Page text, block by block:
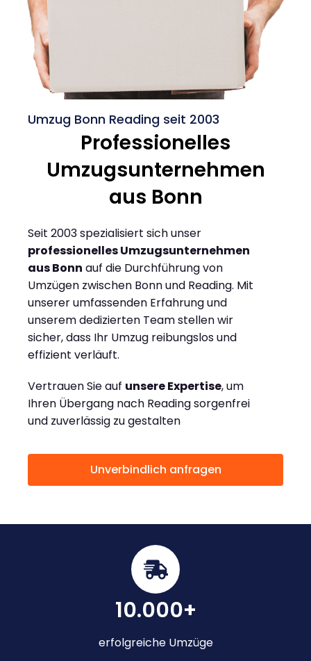
Umzug Bonn Reading seit 2003
Professionelles
Umzugsunternehmen
aus Bonn
Seit 2003 spezialisiert sich unser
professionelles Umzugsunternehmen
aus Bonn auf die Durchführung von
Umzügen zwischen Bonn und Reading. Mit
unserer umfassenden Erfahrung und
unserem dedizierten Team stellen wir
sicher, dass Ihr Umzug reibungslos und
effizient verläuft.
Vertrauen Sie auf unsere Expertise, um
Ihren Übergang nach Reading sorgenfrei
und zuverlässig zu gestalten
Unverbindlich anfragen
10.000+
erfolgreiche Umzüge